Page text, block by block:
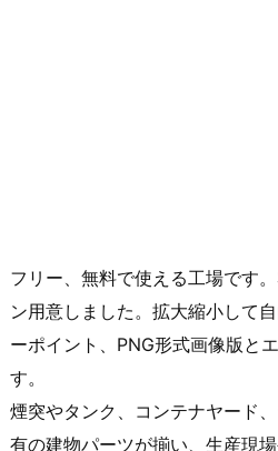
フリー、無料で使える工場です
ン用意しました。拡大縮小して
ーポイント、PNG形式画像版と
す。
煙突やタンク、コンテナヤード
有の建物パーツが揃い、生産現